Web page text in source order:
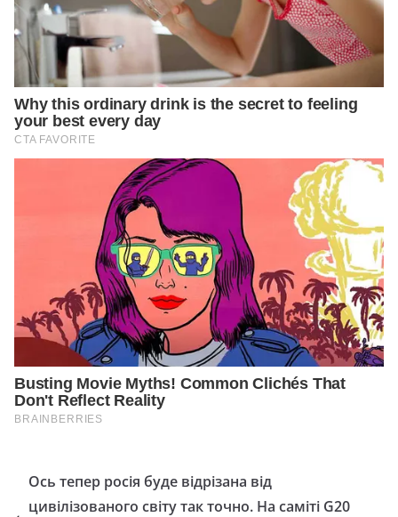
Ось тепер росія буде відрізана від
цивілізованого світу так точно. На саміті G20